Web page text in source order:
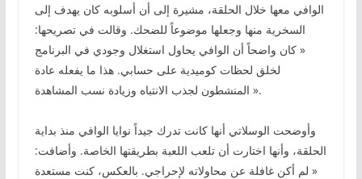
الوافي معها خلال الحلقة، مشيرة إلى أن أسلوبه كان يهدف إلى
السخرية منها وجعلها موضوعاً للضحك. وقالت في تصريحها:
« كان واضحاً أن الوافي يحاول استغلال وجودي في البرنامج
لخلق لحظات كوميدية على حسابي. هذا ما يفعله عادة
المنشطون لجذب الانتباه وزيادة نسب المشاهدة ».
وأوضحت الوسلاتي أنها كانت تدرك جيداً نوايا الوافي منذ بداية
الحلقة، وأنها اختارت أن تلعب اللعبة بطريقتها الخاصة. وأضافت:
« لم أكن غافلة عن محاولاته لإحراجي. بالعكس، كنت مستعدة